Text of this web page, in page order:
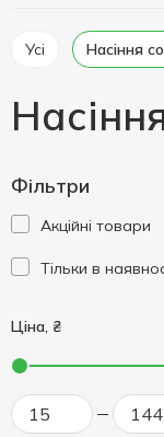
Усі Насіння
Фільтри
Акційні товари
Тільки в
Ціна, ₴